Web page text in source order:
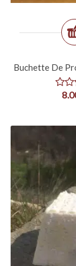
Buchette De